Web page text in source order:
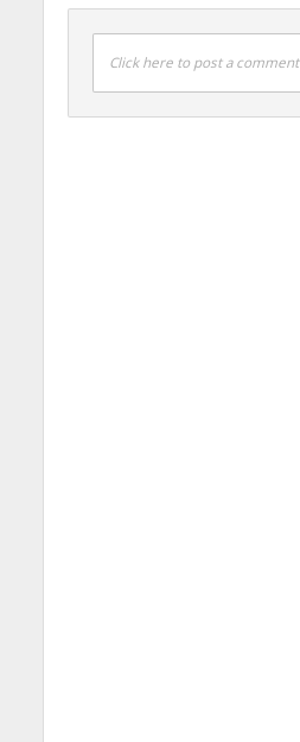
Click here to post a comment